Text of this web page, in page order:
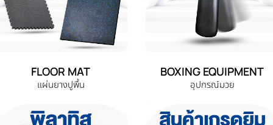
FLOOR MAT
แผ่นยางปูพื้น
BOXING EQUIPMENT
อุปกรณ์มวย